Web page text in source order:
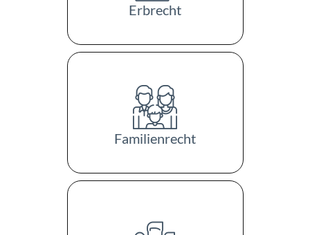
Erbrecht
Familienrecht